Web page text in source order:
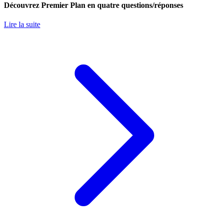
Découvrez Premier Plan en quatre questions/réponses
Lire la suite